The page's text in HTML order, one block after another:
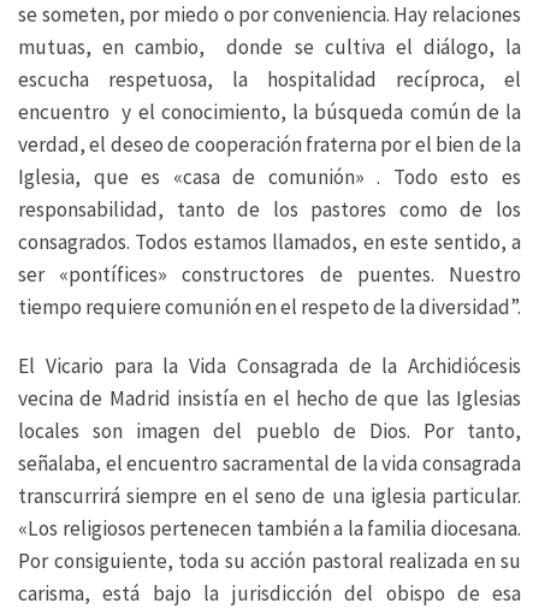
se someten, por miedo o por conveniencia. Hay relaciones
mutuas, en cambio, donde se cultiva el diálogo, la
escucha respetuosa, la hospitalidad recíproca, el
encuentro y el conocimiento, la búsqueda común de la
verdad, el deseo de cooperación fraterna por el bien de la
Iglesia, que es «casa de comunión» . Todo esto es
responsabilidad, tanto de los pastores como de los
consagrados. Todos estamos llamados, en este sentido, a
ser «pontífices» constructores de puentes. Nuestro
tiempo requiere comunión en el respeto de la diversidad”.
El Vicario para la Vida Consagrada de la Archidiócesis
vecina de Madrid insistía en el hecho de que las Iglesias
locales son imagen del pueblo de Dios. Por tanto,
señalaba, el encuentro sacramental de la vida consagrada
transcurrirá siempre en el seno de una iglesia particular.
«Los religiosos pertenecen también a la familia diocesana.
Por consiguiente, toda su acción pastoral realizada en su
carisma, está bajo la jurisdicción del obispo de esa